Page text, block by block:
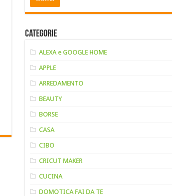
Categorie
ALEXA e GOOGLE HOME
APPLE
ARREDAMENTO
BEAUTY
BORSE
CASA
CIBO
CRICUT MAKER
CUCINA
DOMOTICA FAI DA TE